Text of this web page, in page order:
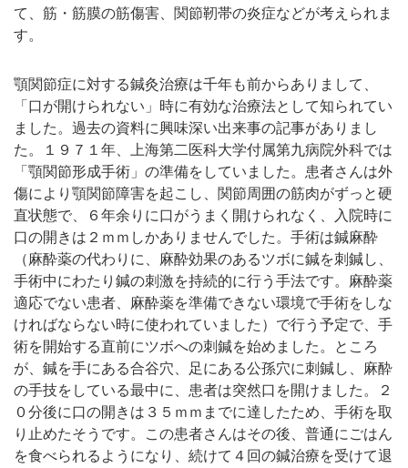
て、筋・筋膜の筋傷害、関節靭帯の炎症などが考えられま
す。
顎関節症に対する鍼灸治療は千年も前からありまして、
「口が開けられない」時に有効な治療法として知られてい
ました。過去の資料に興味深い出来事の記事がありまし
た。１９７１年、上海第二医科大学付属第九病院外科では
「顎関節形成手術」の準備をしていました。患者さんは外
傷により顎関節障害を起こし、関節周囲の筋肉がずっと硬
直状態で、６年余りに口がうまく開けられなく、入院時に
口の開きは２ｍｍしかありませんでした。手術は鍼麻酔
（麻酔薬の代わりに、麻酔効果のあるツボに鍼を刺鍼し、
手術中にわたり鍼の刺激を持続的に行う手法です。麻酔薬
適応でない患者、麻酔薬を準備できない環境で手術をしな
ければならない時に使われていました）で行う予定で、手
術を開始する直前にツボへの刺鍼を始めました。ところ
が、鍼を手にある合谷穴、足にある公孫穴に刺鍼し、麻酔
の手技をしている最中に、患者は突然口を開けました。２
０分後に口の開きは３５ｍｍまでに達したため、手術を取
り止めたそうです。この患者さんはその後、普通にごはん
を食べられるようになり、続けて４回の鍼治療を受けて退